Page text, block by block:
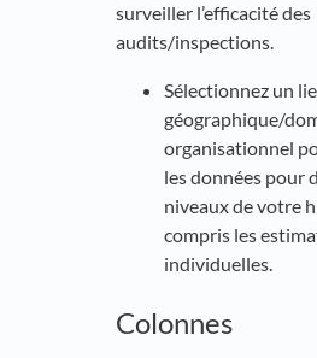
surveiller l’efficacité des
audits/inspections.
Sélectionnez un
géographique/
organisationnel
les données pour
niveaux de votre
compris les
individuelles.
Colonnes